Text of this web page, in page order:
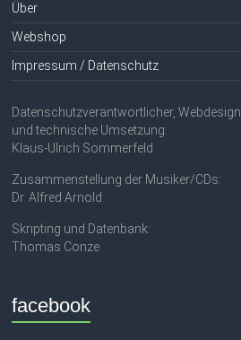
Über
Webshop
Impressum / Datenschutz
Datenschutzverantwortlicher, Webdesign
und technische Umsetzung:
Klaus-Ulrich Sommerfeld
Zusammenstellung der Musiker/CDs:
Dr. Alfred Arnold
Skripting und Datenbank:
Thomas Conze
facebook